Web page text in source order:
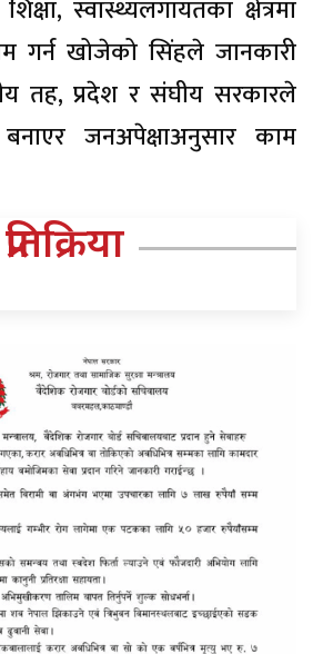
स्वास्थ्यलगायतका क्षेत्रमा
गर्न खोजेको सिंहले जानकारी
तह, प्रदेश र संघीय सरकारले
जनअपेक्षाअनुसार काम
प्रतिक्रिया